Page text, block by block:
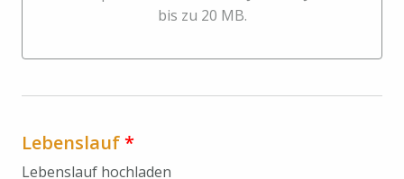
bis zu 20 MB.
Lebenslauf*
Lebenslauf hochladen